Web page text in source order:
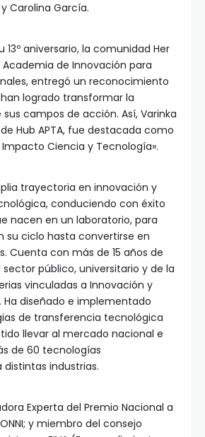
Carolina García.
13º aniversario, la comunidad Her
de Innovación para
entregó un reconocimiento
logrado transformar la
campos de acción. Así, Varinka
Hub APTA, fue destacada como
Ciencia y Tecnología».
trayectoria en innovación y
conduciendo con éxito
nacen en un laboratorio, para
su ciclo hasta convertirse en
Cuenta con más de 15 años de
público, universitario y de la
vinculadas a Innovación y
Ha diseñado e implementado
de transferencia tecnológica
llevar al mercado nacional e
de 60 tecnologías
industrias.
Experta del Premio Nacional a
y miembro del consejo